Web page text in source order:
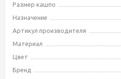
Размер кашпо
Назначение
Артикул производителя
Материал
Цвет
Бренд